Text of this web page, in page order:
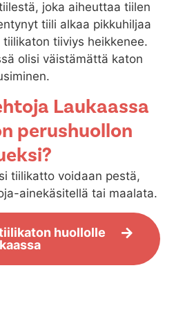
joka aiheuttaa tiilen
tiili alkaa pikkuhiljaa
tiiviys heikkenee.
olisi väistämättä katon
Laukaassa
perushuollon
tiilikatto voidaan pestä,
ainekäsitellä tai maalata.
huollolle